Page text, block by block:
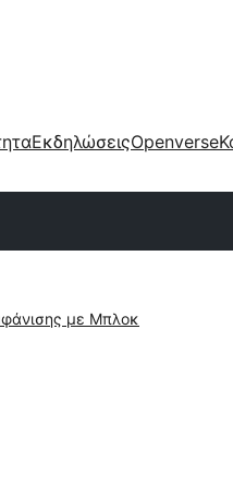
ΕκδηλώσειςOpenverse
με Μπλοκ